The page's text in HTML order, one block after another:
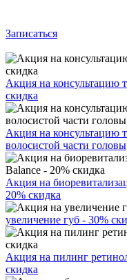
Записаться
Акция на консультацию
скидка
Акция на консультацию
волосистой части головы
Акция на
20% скидка
увеличение губ - 30%
Акция на пилинг
скидка